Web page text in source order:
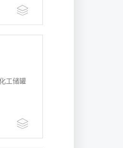
工储罐